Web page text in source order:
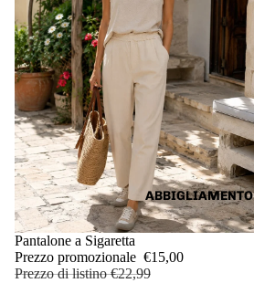
ABBIGLIAMENTO
IN OFFERTA
Pantalone a Sigaretta
Prezzo promozionale €15,00
Prezzo di listino€22,99